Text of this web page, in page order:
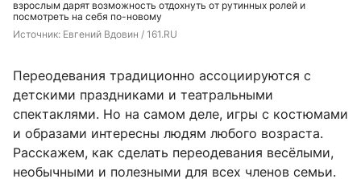
взрослым дарят возможность отдохнуть от рутинных ролей и
посмотреть на себя по-новому
Источник: Евгений Вдовин / 161.RU
Переодевания традиционно ассоциируются с
детскими праздниками и театральными
спектаклями. Но на самом деле, игры с костюмами
и образами интересны людям любого возраста.
Расскажем, как сделать переодевания весёлыми,
необычными и полезными для всех членов семьи.